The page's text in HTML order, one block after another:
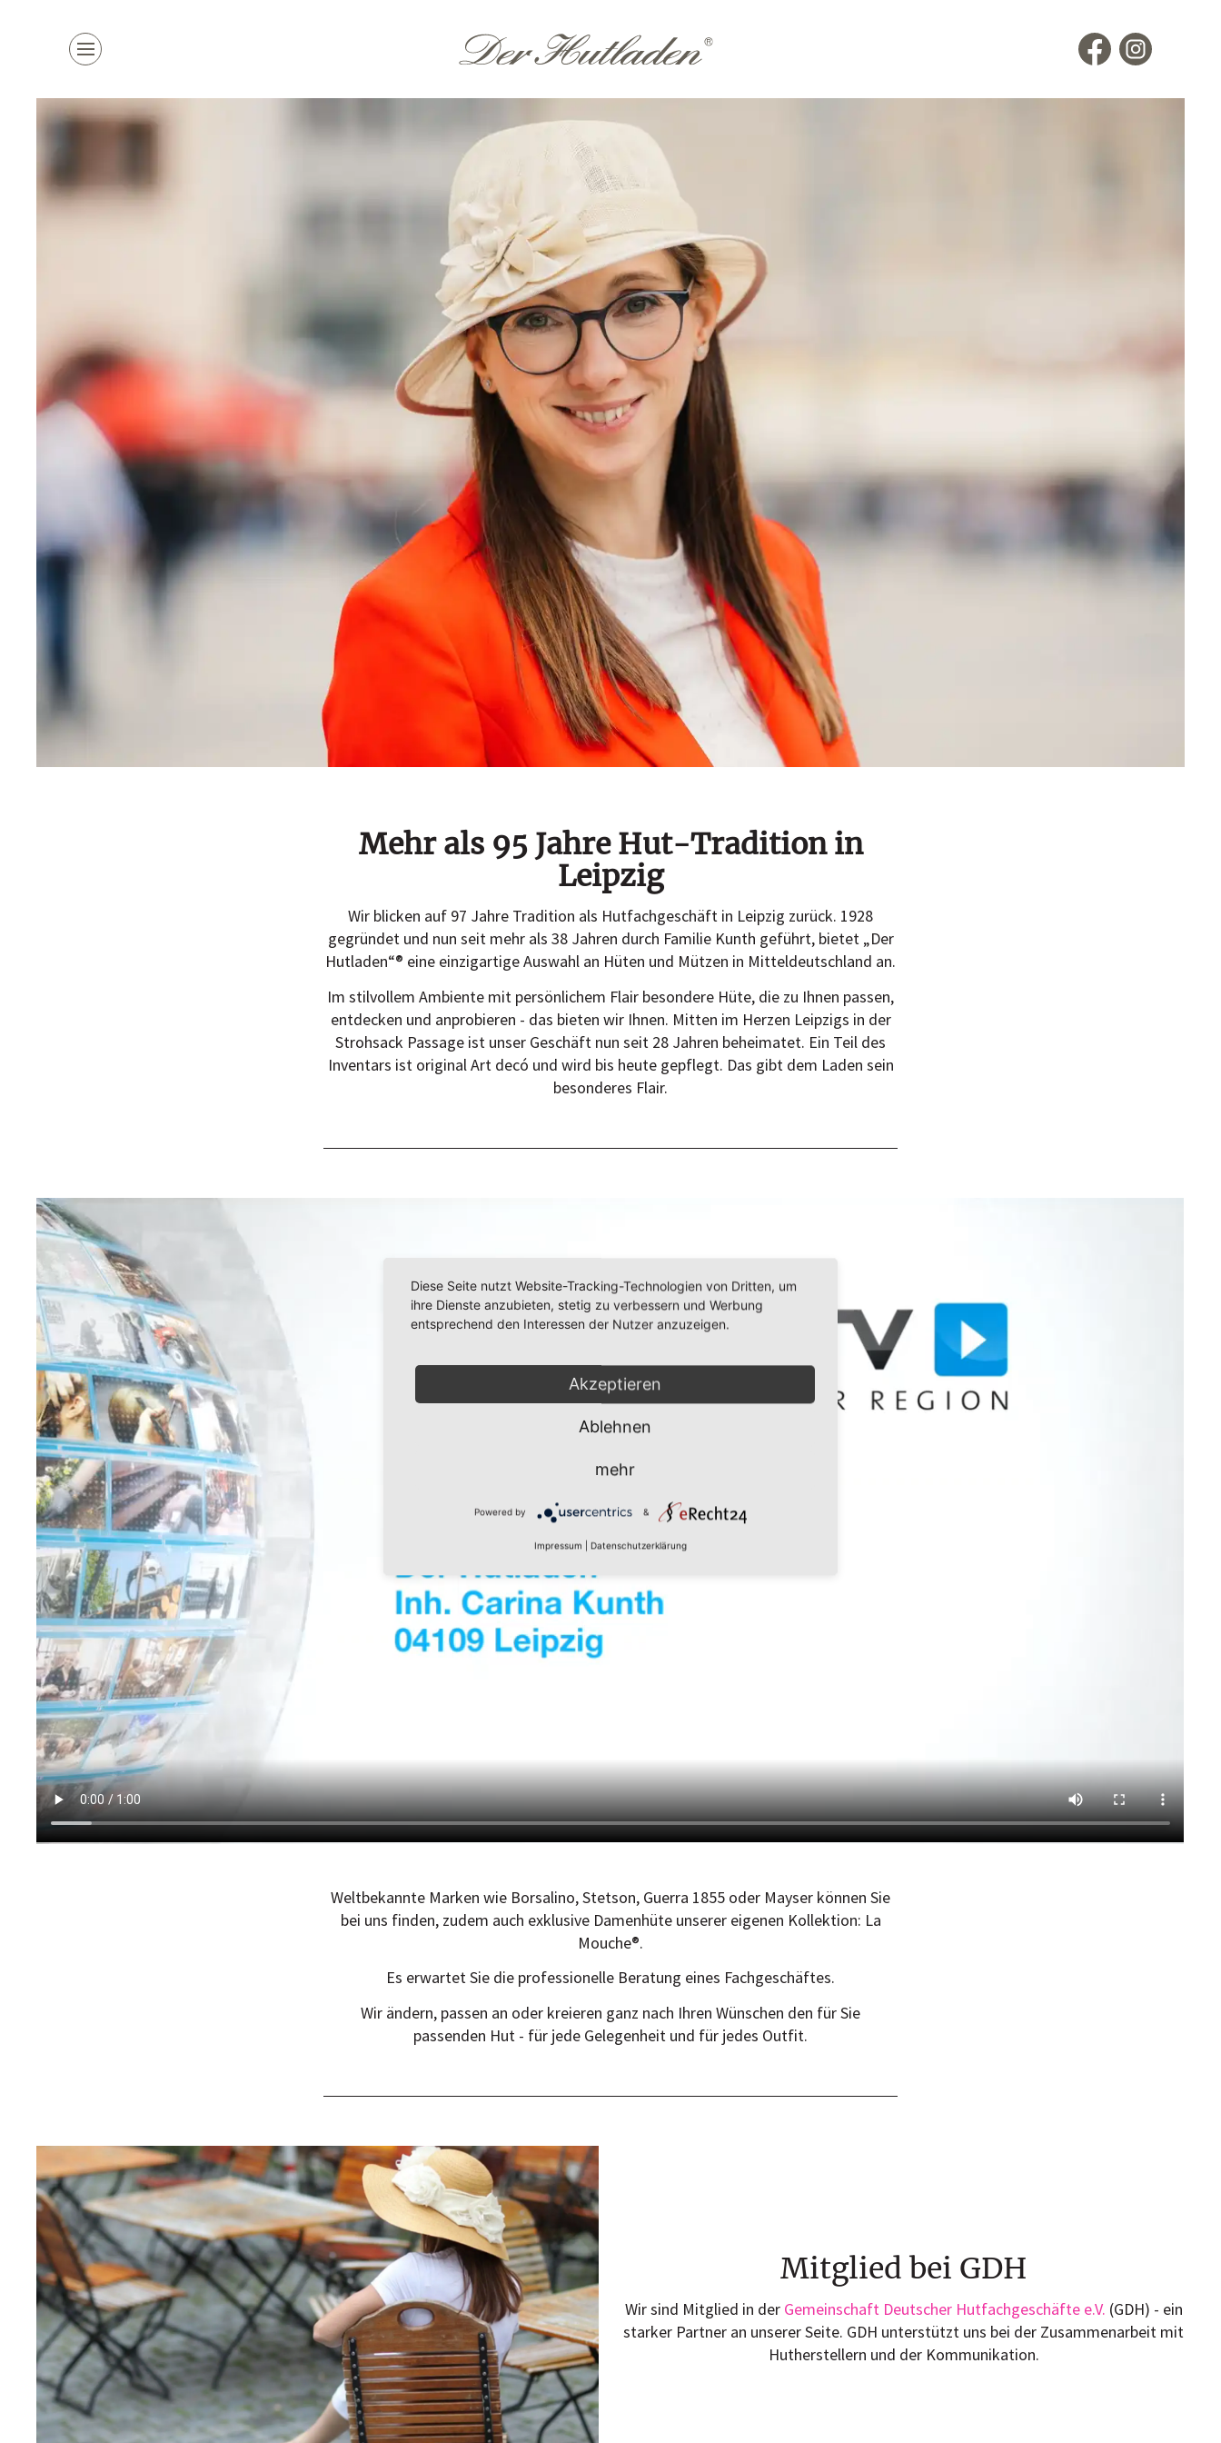
Kollektion
Damenhüte
alle Marken
La Mouche
Accessoires
Hutkoffer
Sommer
Winter
Mehr als 95 Jahre Hut-Tradition in
Leipzig
Wir blicken auf 97 Jahre Tradition als Hutfachgeschäft in Leipzig zurück. 1928
gegründet und nun seit mehr als 38 Jahren durch Familie Kunth geführt, bietet „Der
Hutladen“® eine einzigartige Auswahl an Hüten und Mützen in Mitteldeutschland an.
Im stilvollem Ambiente mit persönlichem Flair besondere Hüte, die zu Ihnen passen,
entdecken und anprobieren - das bieten wir Ihnen. Mitten im Herzen Leipzigs in der
Strohsack Passage ist unser Geschäft nun seit 28 Jahren beheimatet. Ein Teil des
Inventars ist original Art decó und wird bis heute gepflegt. Das gibt dem Laden sein
besonderes Flair.
Weltbekannte Marken wie Borsalino, Stetson, Guerra 1855 oder Mayser können Sie
bei uns finden, zudem auch exklusive Damenhüte unserer eigenen Kollektion: La
Mouche®.
Es erwartet Sie die professionelle Beratung eines Fachgeschäftes.
Wir ändern, passen an oder kreieren ganz nach Ihren Wünschen den für Sie
passenden Hut - für jede Gelegenheit und für jedes Outfit.
Mitglied bei GDH
Wir sind Mitglied in der Gemeinschaft Deutscher Hutfachgeschäfte e.V. (GDH) - ein
starker Partner an unserer Seite. GDH unterstützt uns bei der Zusammenarbeit mit
Hutherstellern und der Kommunikation.
Diese Seite nutzt Website-Tracking-Technologien von Dritten, um
ihre Dienste anzubieten, stetig zu verbessern und Werbung
entsprechend den Interessen der Nutzer anzuzeigen.
Akzeptieren
Ablehnen
mehr
Powered by &
Impressum Datenschutzerklärung